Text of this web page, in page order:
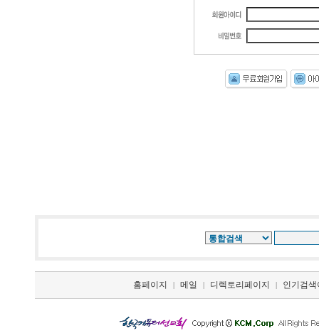
홈페이지 | 메일 | 디렉토리페이지 | 인기검색